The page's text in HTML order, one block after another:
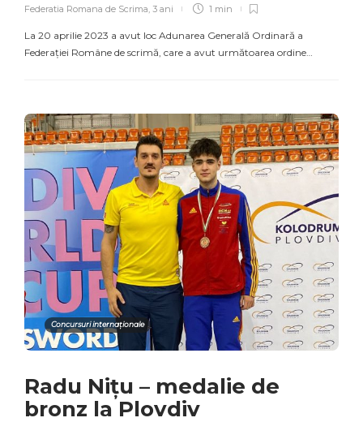
Federatia Romana de Scrima, 3 ani 1 min
La 20 aprilie 2023 a avut loc Adunarea Generală Ordinară a
Federației Române de scrimă, care a avut următoarea ordine…
Concursuri internaționale
Radu Nițu – medalie de
bronz la Plovdiv